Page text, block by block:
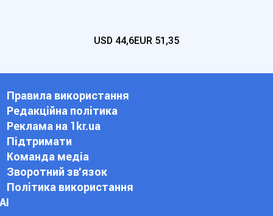
USD 44,6EUR 51,35
Правила використання
Редакційна політика
Реклама на 1kr.ua
Підтримати
Команда медіа
Зворотний зв'язок
Політика використання
АІ